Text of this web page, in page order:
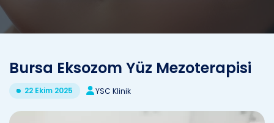
Bursa Eksozom Yüz Mezoterapisi
22 Ekim 2025 YSC Klinik